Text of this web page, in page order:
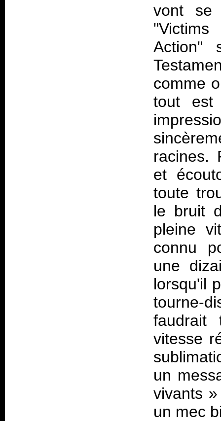
vont se
"
Action"
comme
tout est
racines.
et
toute
le bruit
pleine
connu
une
lorsqu'il
tourne-
faudrait
vitesse
un
vivants
un mec